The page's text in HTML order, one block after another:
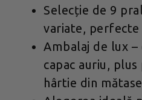
Selecție de 9
variate,
Ambalaj de lux –
capac auriu,
hârtie din mătase